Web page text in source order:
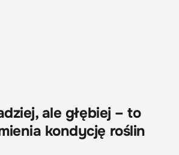
ale głębiej – to
kondycję roślin